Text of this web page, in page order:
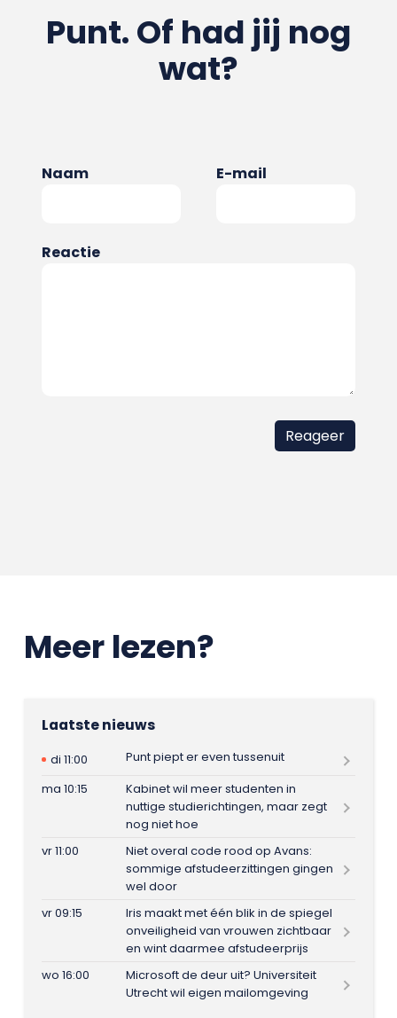
Punt. Of had jij nog
wat?
Naam E-mail
Reactie
Meer lezen?
Laatste nieuws
di 11:00
Punt piept er even tussenuit
ma 10:15
Kabinet wil meer studenten in
nuttige studierichtingen, maar zegt
nog niet hoe
vr 11:00
Niet overal code rood op Avans:
sommige afstudeerzittingen gingen
wel door
vr 09:15
Iris maakt met één blik in de spiegel
onveiligheid van vrouwen zichtbaar
en wint daarmee afstudeerprijs
wo 16:00
Microsoft de deur uit? Universiteit
Utrecht wil eigen mailomgeving